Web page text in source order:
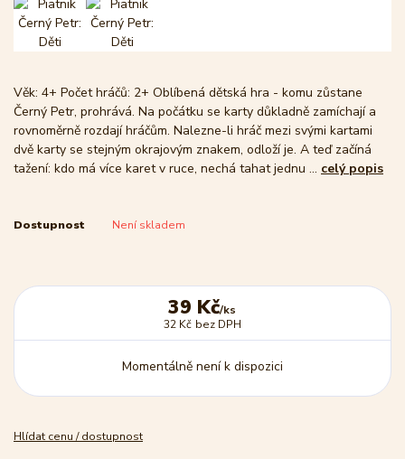
Věk: 4+ Počet hráčů: 2+ Oblíbená dětská hra - komu zůstane
Černý Petr, prohrává. Na počátku se karty důkladně zamíchají a
rovnoměrně rozdají hráčům. Nalezne-li hráč mezi svými kartami
dvě karty se stejným okrajovým znakem, odloží je. A teď začíná
tažení: kdo má více karet v ruce, nechá tahat jednu ... celý popis
Dostupnost Není skladem
39 Kč/ks
32 Kč bez DPH
Momentálně není k dispozici
Hlídat cenu / dostupnost